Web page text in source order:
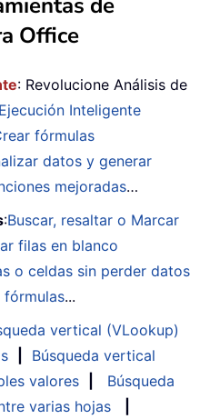
Office
: Revolucione Análisis de
Ejecución Inteligente
fórmulas
datos y generar
mejoradas…
:Buscar, resaltar o Marcar
filas en blanco
o celdas sin perder datos
fórmulas...
vertical (VLookup)
Búsqueda vertical
valores
Búsqueda
varias hojas